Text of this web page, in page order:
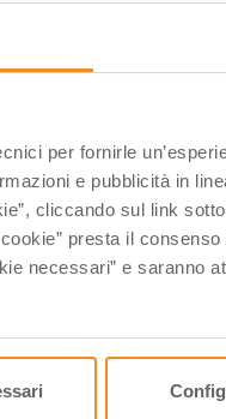
per fornirle
e pubblicità in
cliccando sul link
presta il
necessari” e saranno
Sal Da Vinci,
Welo e altri
alle ore 00:00.
tramite